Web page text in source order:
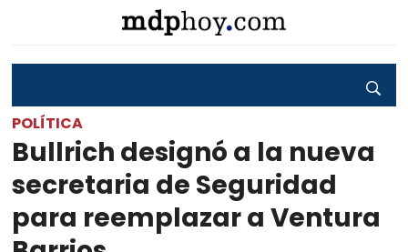
POLÍTICA
Bullrich designó a la nueva
secretaria de Seguridad
para reemplazar a Ventura